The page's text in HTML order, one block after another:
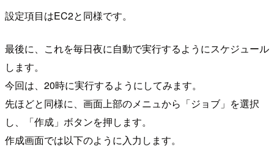
設定項目はEC2と同様です。
最後に、これを毎日夜に自動で実行するようにスケジュール
します。
今回は、20時に実行するようにしてみます。
先ほどと同様に、画面上部のメニュから「ジョブ」を選択
し、「作成」ボタンを押します。
作成画面では以下のように入力します。